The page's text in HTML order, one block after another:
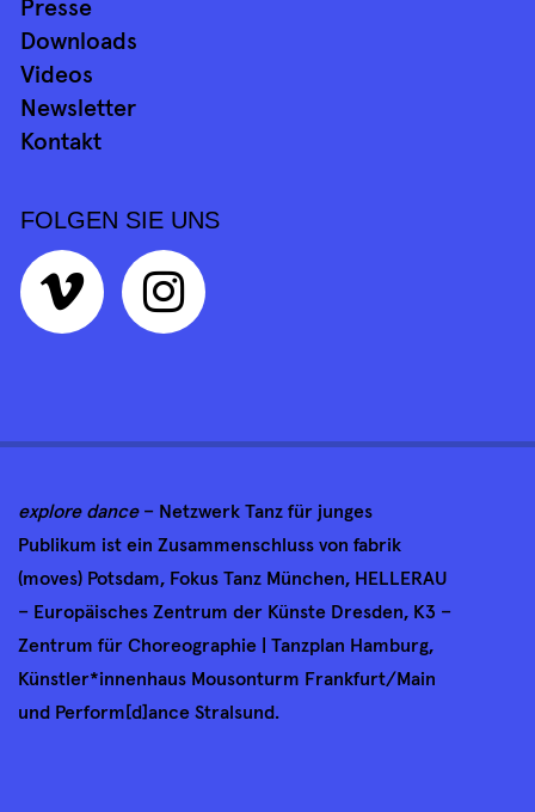
Presse
Downloads
Videos
Newsletter
Kontakt
FOLGEN SIE UNS
explore dance – Netzwerk Tanz für junges
Publikum ist ein Zusammenschluss von fabrik
(moves) Potsdam, Fokus Tanz München, HELLERAU
– Europäisches Zentrum der Künste Dresden, K3 –
Zentrum für Choreographie | Tanzplan Hamburg,
Künstler*innenhaus Mousonturm Frankfurt/Main
und Perform[d]ance Stralsund.